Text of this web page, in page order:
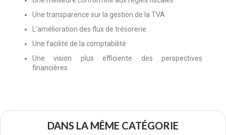
Une transparence sur la gestion de la TVA
L’amélioration des flux de trésorerie
Une facilité de la comptabilité
Une vision plus efficiente des perspectives
financières
DANS LA MÊME CATÉGORIE